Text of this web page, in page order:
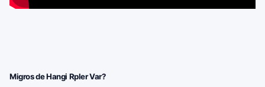
Migros de Hangi Rpler Var?